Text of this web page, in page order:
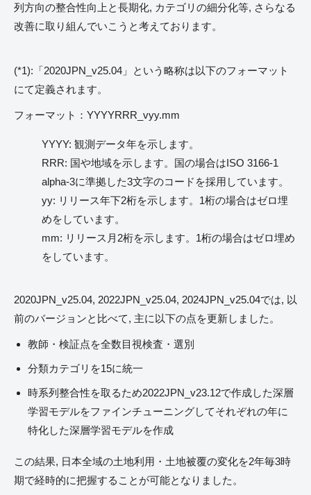
列方向の整合性向上と長期化, カテゴリの細分化等, さらなる
改善に取り組んでいこうと考えております。
(*1):「2020JPN_v25.04」という略称は以下のフォーマット
にて定義されます。
フォーマット：YYYYRRR_vyy.mm
YYYY: 観測データ年を示します。
RRR: 国や地域を示します。国の場合はISO 3166-1
alpha-3に準拠した3文字のコードを採用しています。
yy: リリース年下2桁を示します。1桁の場合はゼロ埋
めをしています。
mm: リリース月2桁を示します。1桁の場合はゼロ埋め
をしています。
2020JPN_v25.04, 2022JPN_v25.04, 2024JPN_v25.04では, 以
前のバージョンと比べて, 主に以下の点を更新しました。
教師・検証点を全数目視検査・選別
分類カテゴリを15に統一
時系列整合性を取るため2022JPN_v23.12で作成した深層
学習モデルをファインチューニングしてそれぞれの年に
特化した深層学習モデルを作成
この結果, 日本全域の土地利用・土地被覆の変化を2年毎3時
期で経時的に把握することが可能となりました。